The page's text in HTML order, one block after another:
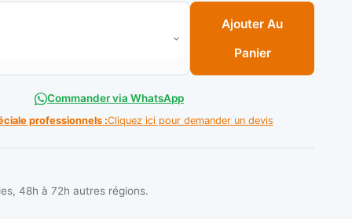
Anti-goute ( C/15PCS ) Réf: RAG/20 ** PANDA
Ajouter Au
Panier
Commander via WhatsApp
professionnels :Cliquez ici pour demander un devis
48h à 72h autres régions.